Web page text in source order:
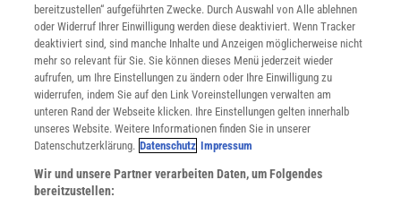
TAUFLIEGENSPERMA
Wieso verheddern sich lange Spermien nicht?
Spermien von Taufliegen sind etwa so groß wie die
ausgewachsenen Insekten selbst. Noch dazu sind Tausende
davon sehr dicht gepackt. Weshalb verknoten sie sich dann
nicht?
bereitzustellen“ aufgeführten Zwecke. Durch Auswahl von Alle ablehnen
oder Widerruf Ihrer Einwilligung werden diese deaktiviert. Wenn Tracker
deaktiviert sind, sind manche Inhalte und Anzeigen möglicherweise nicht
mehr so relevant für Sie. Sie können dieses Menü jederzeit wieder
aufrufen, um Ihre Einstellungen zu ändern oder Ihre Einwilligung zu
widerrufen, indem Sie auf den Link Voreinstellungen verwalten am
unteren Rand der Webseite klicken. Ihre Einstellungen gelten innerhalb
unseres Website. Weitere Informationen finden Sie in unserer
Datenschutzerklärung. Datenschutz Impressum
Wir und unsere Partner verarbeiten Daten, um Folgendes
bereitzustellen: